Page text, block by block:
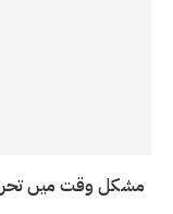
مشکل وقت میں